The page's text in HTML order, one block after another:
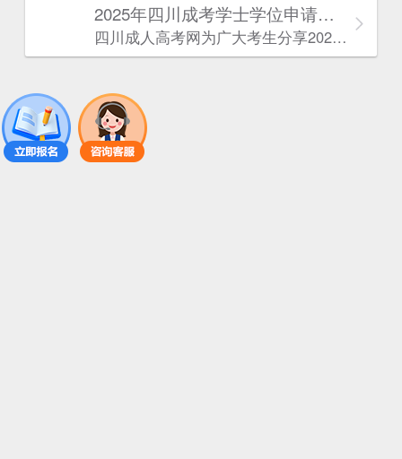
2025年‌‌‌‌四川成考学士学位申请条件
四川成人高考网​为广大考生分享2025年‌‌‌‌四川成考学士学位申请条件。为广大在职人员和社会人士提供学历提升的机会。更多四川成考考试信息，欢迎在线访问四川成人高考网。